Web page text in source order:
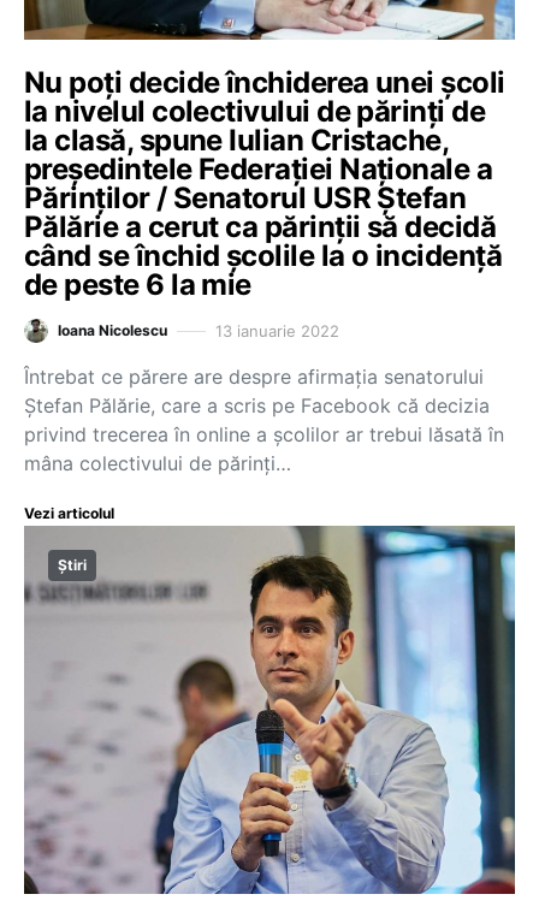
Nu poți decide închiderea unei școli
la nivelul colectivului de părinți de
la clasă, spune Iulian Cristache,
președintele Federației Naționale a
Părinților / Senatorul USR Ștefan
Pălărie a cerut ca părinții să decidă
când se închid școlile la o incidență
de peste 6 la mie
Ioana Nicolescu 13 ianuarie 2022
Întrebat ce părere are despre afirmația senatorului
Ștefan Pălărie, care a scris pe Facebook că decizia
privind trecerea în online a școlilor ar trebui lăsată în
mâna colectivului de părinți…
Vezi articolul
Știri